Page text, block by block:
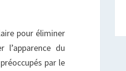
pour éliminer
l’apparence du
par le